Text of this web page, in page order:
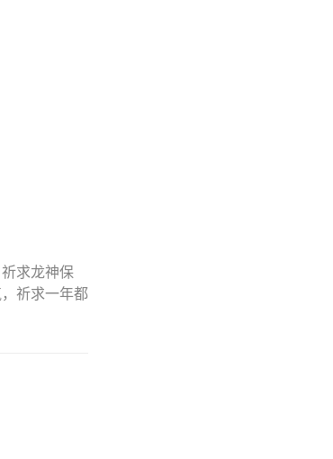
求龙神保
祈求一年都